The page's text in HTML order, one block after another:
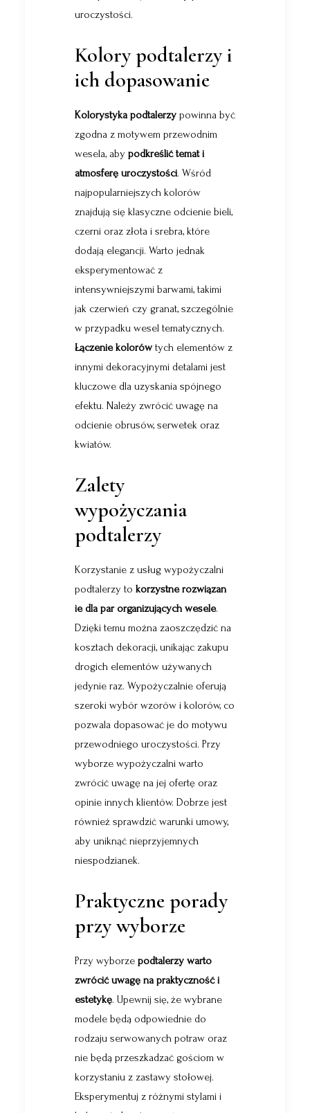
uroczystości.
Kolory podtalerzy i
ich dopasowanie
Kolorystyka podtalerzy powinna być
zgodna z motywem przewodnim
wesela, aby podkreślić temat i
atmosferę uroczystości. Wśród
najpopularniejszych kolorów
znajdują się klasyczne odcienie bieli,
czerni oraz złota i srebra, które
dodają elegancji. Warto jednak
eksperymentować z
intensywniejszymi barwami, takimi
jak czerwień czy granat, szczególnie
w przypadku wesel tematycznych.
Łączenie kolorówtych elementów z
innymi dekoracyjnymi detalami jest
kluczowe dla uzyskania spójnego
efektu. Należy zwrócić uwagę na
odcienie obrusów, serwetek oraz
kwiatów.
Zalety
wypożyczania
podtalerzy
Korzystanie z usług wypożyczalni
podtalerzy to korzystne rozwiązan
ie dla par organizujących wesele.
Dzięki temu można zaoszczędzić na
kosztach dekoracji, unikając zakupu
drogich elementów używanych
jedynie raz. Wypożyczalnie oferują
szeroki wybór wzorów i kolorów, co
pozwala dopasować je do motywu
przewodniego uroczystości. Przy
wyborze wypożyczalni warto
zwrócić uwagę na jej ofertę oraz
opinie innych klientów. Dobrze jest
również sprawdzić warunki umowy,
aby uniknąć nieprzyjemnych
niespodzianek.
Praktyczne porady
przy wyborze
Przy wyborze podtalerzy warto
zwrócić uwagę na praktyczność i
estetykę. Upewnij się, że wybrane
modele będą odpowiednie do
rodzaju serwowanych potraw oraz
nie będą przeszkadzać gościom w
korzystaniu z zastawy stołowej.
Eksperymentuj z różnymi stylami i